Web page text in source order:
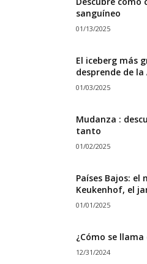
sanguíneo
01/13/2025
El iceberg más
desprende de
01/03/2025
Mudanza :
tanto
01/02/2025
Países Bajos:
Keukenhof, el
01/01/2025
¿Cómo se
12/31/2024